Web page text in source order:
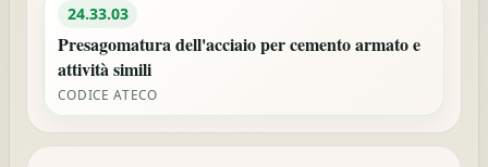
24.33.03
Presagomatura dell'acciaio per cemento armato e
attività simili
CODICE ATECO